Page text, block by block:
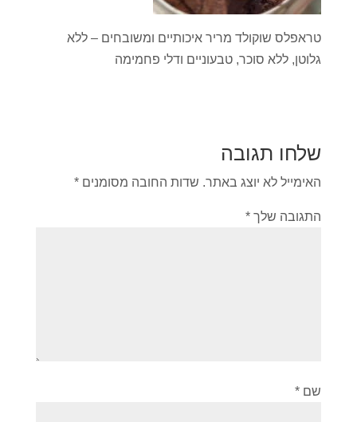
טראפלס שוקולד מריר איכותיים ומשובחים – ללא
גלוטן, ללא סוכר, טבעוניים ודלי פחמימה
שלחו תגובה
האימייל לא יוצג באתר. שדות החובה מסומנים *
התגובה שלך *
שם *